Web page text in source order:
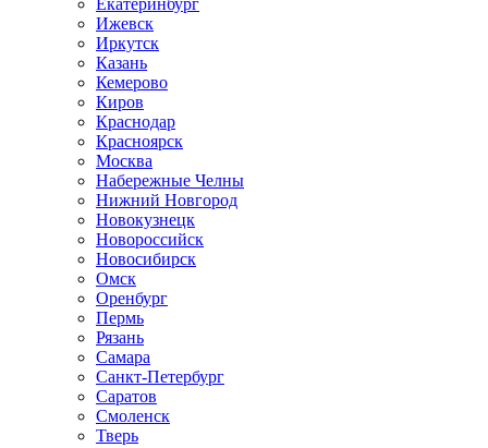
Екатеринбург
Ижевск
Иркутск
Казань
Кемерово
Киров
Краснодар
Красноярск
Москва
Набережные Челны
Нижний Новгород
Новокузнецк
Новороссийск
Новосибирск
Омск
Оренбург
Пермь
Рязань
Самара
Санкт-Петербург
Саратов
Смоленск
Тверь